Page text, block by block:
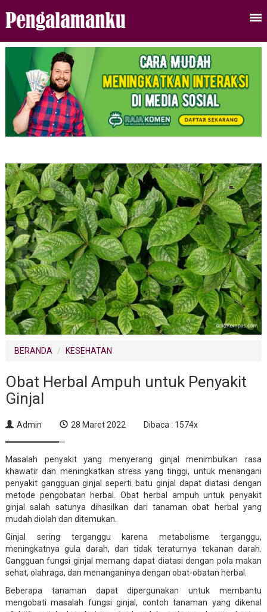
BERANDA KESEHATAN
Obat Herbal Ampuh untuk Penyakit
Ginjal
Admin 28 Maret 2022 Dibaca : 1574x
Masalah penyakit yang menyerang ginjal menimbulkan rasa
khawatir dan meningkatkan stress yang tinggi, untuk menangani
penyakit gangguan ginjal seperti batu ginjal dapat diatasi dengan
metode pengobatan herbal. Obat herbal ampuh untuk penyakit
ginjal salah satunya dihasilkan dari tanaman obat herbal yang
mudah diolah dan ditemukan.
Ginjal sering terganggu karena metabolisme terganggu,
meningkatnya gula darah, dan tidak teraturnya tekanan darah.
Gangguan fungsi ginjal memang dapat diatasi dengan pola makan
sehat, olahraga, dan menanganinya dengan obat-obatan herbal.
Beberapa tanaman dapat dipergunakan untuk membantu
mengobati masalah fungsi ginjal, contoh tanaman yang dikenal